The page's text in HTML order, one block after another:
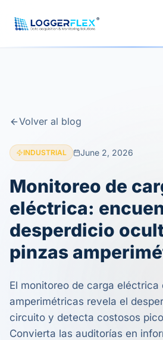
®
Volver al blog
INDUSTRIAL June 2, 2026
Monitoreo de
eléctrica:
desperdicio
pinzas
El monitoreo de carga eléctrica
amperimétricas revela el
circuito y detecta costosos
Convierta las auditorías en